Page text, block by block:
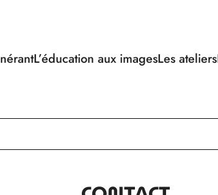
L’éducation aux imagesLes ateliers